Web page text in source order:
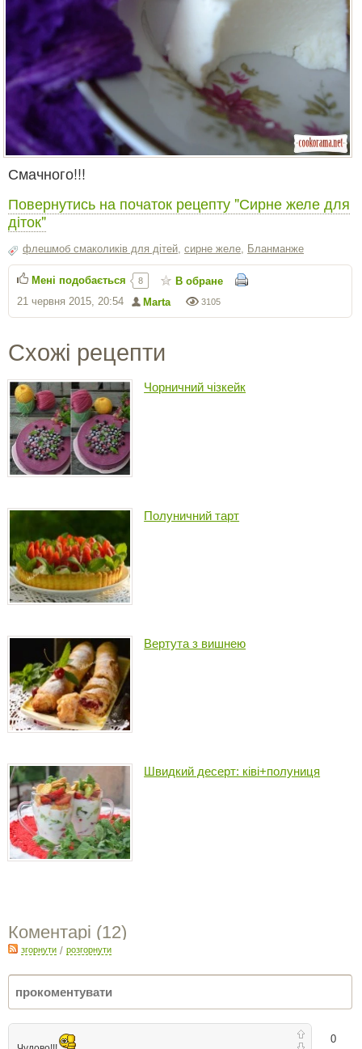
Смачного!!!
Повернутись на початок рецепту "Сирне желе для
діток"
флешмоб смаколиків для дітей, сирне желе, Бланманже
3105
Marta
21 червня 2015, 20:54
Мені подобається 8 В обране
Схожі рецепти
Чорничний чізкейк
Полуничний тарт
Вертута з вишнею
Швидкий десерт: ківі+полуниця
Коментарі (12)
згорнути / розгорнути
0